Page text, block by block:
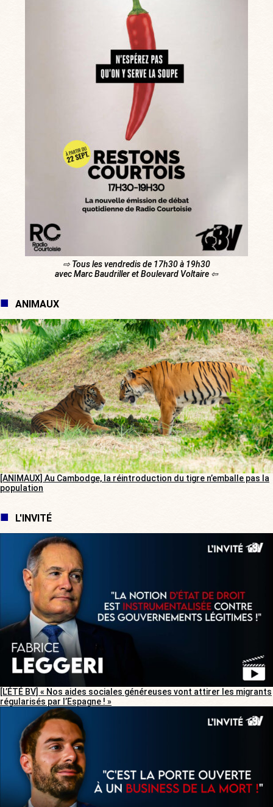
⇨ Tous les vendredis de 17h30 à 19h30
avec Marc Baudriller et Boulevard Voltaire ⇦
ANIMAUX
[ANIMAUX] Au Cambodge, la réintroduction du tigre n’emballe pas la
population
L'INVITÉ
[L’ÉTÉ BV] « Nos aides sociales généreuses vont attirer les migrants
régularisés par l’Espagne ! »